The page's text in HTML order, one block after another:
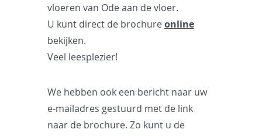
vloeren van Ode aan de vloer.
U kunt direct de brochureonline
bekijken.
Veel leesplezier!
We hebben ook een bericht naar uw
e-mailadres gestuurd met de link
naar de brochure. Zo kunt u de